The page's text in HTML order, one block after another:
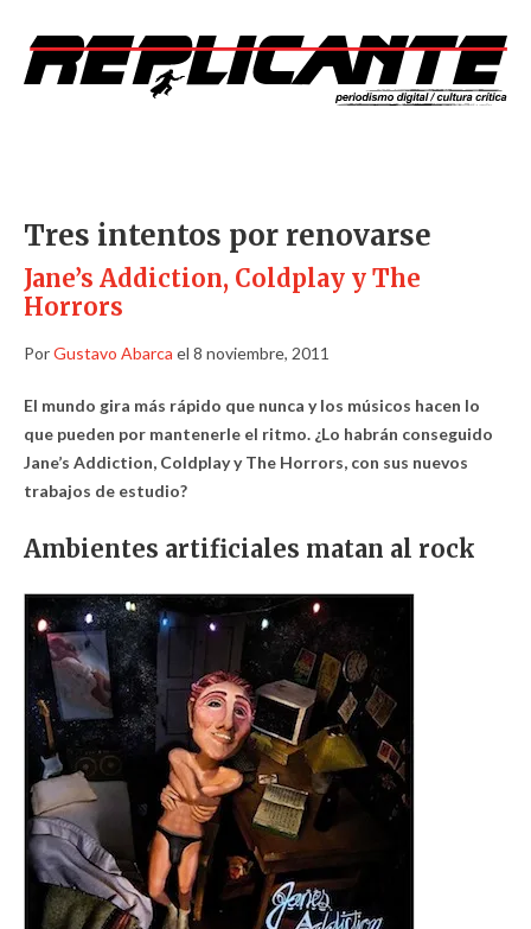
Tres intentos por renovarse
Jane’s Addiction, Coldplay y The
Horrors
PorGustavo Abarca el 8 noviembre, 2011
El mundo gira más rápido que nunca y los músicos hacen lo
que pueden por mantenerle el ritmo. ¿Lo habrán conseguido
Jane’s Addiction, Coldplay y The Horrors, con sus nuevos
trabajos de estudio?
Ambientes artificiales matan al rock